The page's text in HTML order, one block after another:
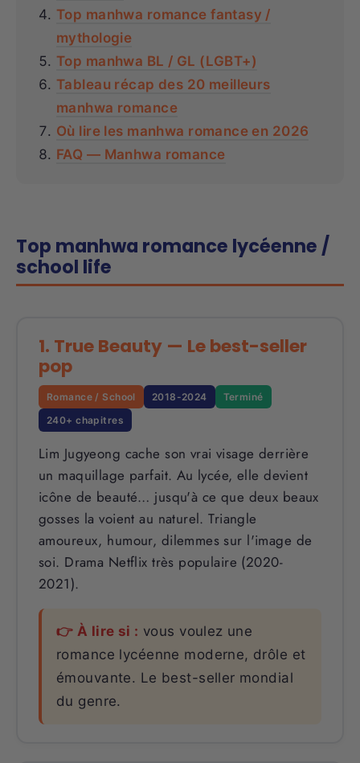
Top manhwa romance fantasy /
mythologie
Top manhwa BL / GL (LGBT+)
Tableau récap des 20 meilleurs
manhwa romance
Où lire les manhwa romance en 2026
FAQ — Manhwa romance
Top manhwa romance lycéenne /
school life
1. True Beauty — Le best-seller
pop
Romance / School 2018-2024
Terminé
240+ chapitres
Lim Jugyeong cache son vrai visage derrière
un maquillage parfait. Au lycée, elle devient
icône de beauté… jusqu'à ce que deux beaux
gosses la voient au naturel. Triangle
amoureux, humour, dilemmes sur l'image de
soi. Drama Netflix très populaire (2020-
2021).
👉 À lire si : vous voulez une
romance lycéenne moderne, drôle et
émouvante. Le best-seller mondial
du genre.